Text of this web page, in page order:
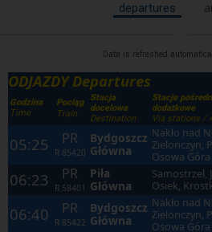
departures
Data is refreshed
ODJAZDY Departures
Godzina
Time
Pociąg
Train
Stacja
docelowa
Destination
Stacje
dodatkowe
Via stations /
05:25 PR
R 85420
Bydgoszcz
Główna
Nakło nad
Zielonczyn,
Osowa Góra
06:23
PR
R 58401
Piła
Główna
Samostrzel,
Osiek,
06:40
PR
R 85422
Bydgoszcz
Główna
Nakło nad
Zielonczyn,
Osowa Góra